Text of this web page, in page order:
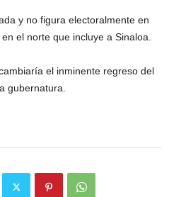
y no figura electoralmente en
el norte que incluye a Sinaloa.
el inminente regreso del
gubernatura.